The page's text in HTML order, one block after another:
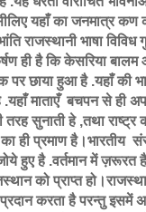
यहाँ का जनमात्र
भांति राजस्थानी भाषा
ही है कि केसरिया बालम
पर छाया हुआ है .यहाँ की
.यहाँ माताएँ बचपन से ही
तरह सुनाती हे ,तथा
ही प्रमाण है।भारतीय
हुए है .वर्तमान में
को प्राप्त
करता है परन्तु इसमें